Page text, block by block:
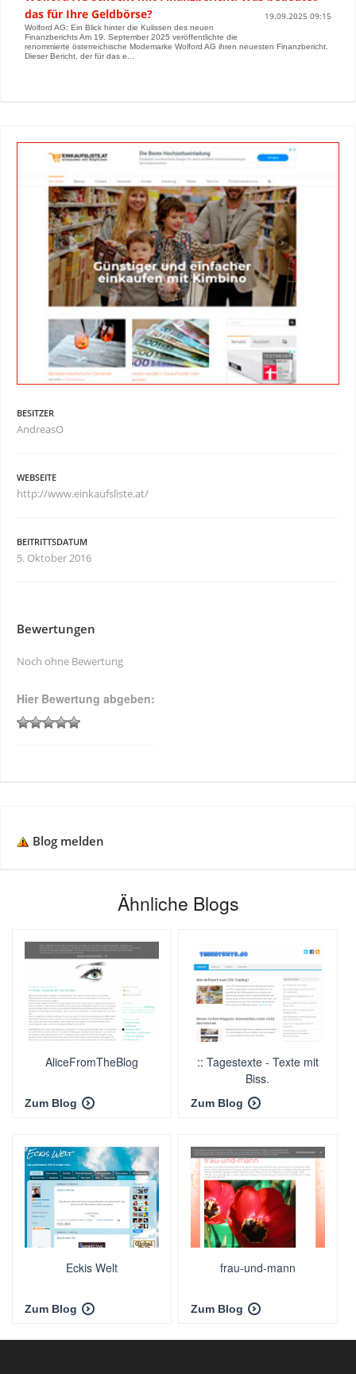
das für Ihre Geldbörse?
19.09.2025 09:15
Wolford AG: Ein Blick hinter die Kulissen des neuen
Finanzberichts Am 19. September 2025 veröffentlichte die
renommierte österreichische Modemarke Wolford AG ihren neuesten Finanzbericht.
Dieser Bericht, der für das e...
BESITZER
AndreasO
WEBSEITE
http://www.einkaufsliste.at/
BEITRITTSDATUM
5. Oktober 2016
Bewertungen
Noch ohne Bewertung
Hier Bewertung abgeben:
Blog melden
Ähnliche Blogs
AliceFromTheBlog
Zum Blog
:: Tagestexte - Texte mit
Biss.
Zum Blog
Eckis Welt
Zum Blog
frau-und-mann
Zum Blog